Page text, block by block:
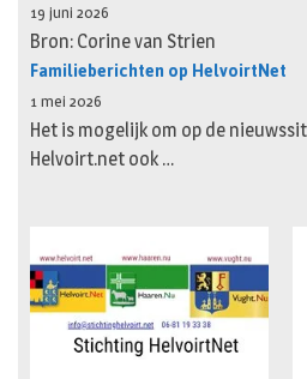
19 juni 2026
Bron: Corine van Strien
Familieberichten op HelvoirtNet
1 mei 2026
Het is mogelijk om op de
Helvoirt.net ook …